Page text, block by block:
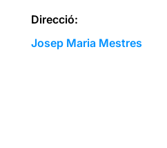
Direcció:
Josep Maria Mestres